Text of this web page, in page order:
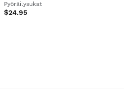
Pyöräilysukat
$24.95